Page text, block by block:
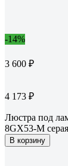
-14%
3 600 ₽
4 173 ₽
Люстра под
8GX53-M
В корзину